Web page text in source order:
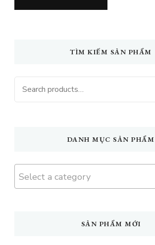
TÌM KIẾM SẢN PHẨM
DANH MỤC SẢN PHẨM
Select a category
SẢN PHẨM MỚI